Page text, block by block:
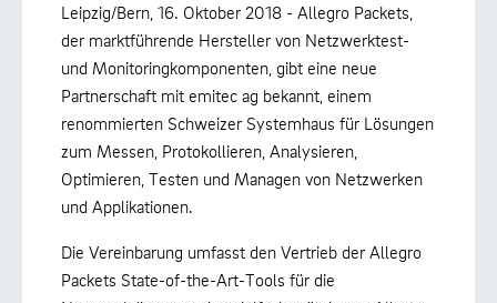
Leipzig/Bern, 16. Oktober 2018 - Allegro Packets,
der marktführende Hersteller von Netzwerktest-
und Monitoringkomponenten, gibt eine neue
Partnerschaft mit emitec ag bekannt, einem
renommierten Schweizer Systemhaus für Lösungen
zum Messen, Protokollieren, Analysieren,
Optimieren, Testen und Managen von Netzwerken
und Applikationen.
Die Vereinbarung umfasst den Vertrieb der Allegro
Packets State-of-the-Art-Tools für die